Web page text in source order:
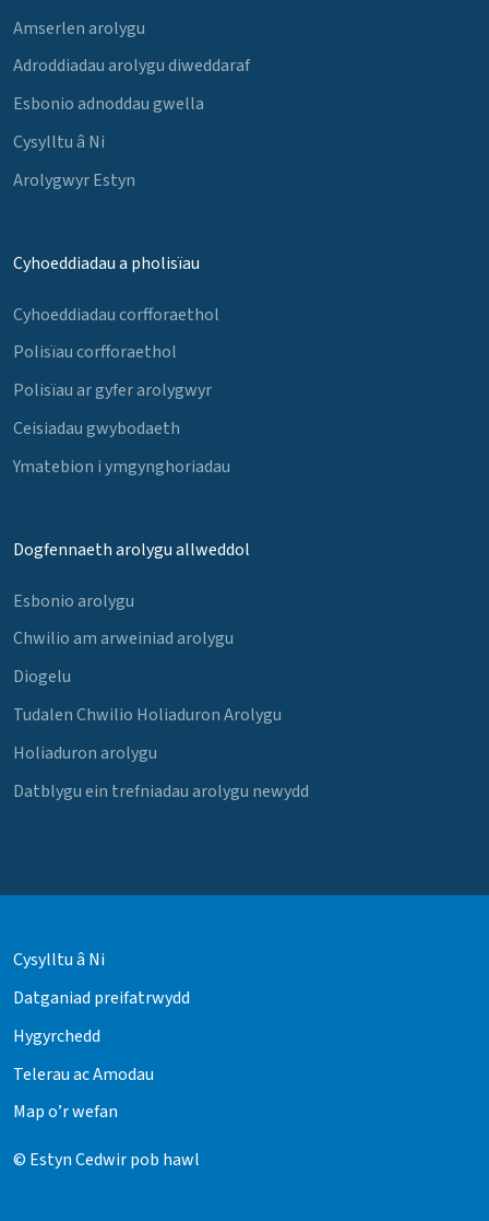
Amserlen arolygu
Adroddiadau arolygu diweddaraf
Esbonio adnoddau gwella
Cysylltu â Ni
Arolygwyr Estyn
Cyhoeddiadau a pholisïau
Cyhoeddiadau corfforaethol
Polisïau corfforaethol
Polisïau ar gyfer arolygwyr
Ceisiadau gwybodaeth
Ymatebion i ymgynghoriadau
Dogfennaeth arolygu allweddol
Esbonio arolygu
Chwilio am arweiniad arolygu
Diogelu
Tudalen Chwilio Holiaduron Arolygu
Holiaduron arolygu
Datblygu ein trefniadau arolygu newydd
Cysylltu â Ni
Datganiad preifatrwydd
Hygyrchedd
Telerau ac Amodau
Map o’r wefan
© Estyn Cedwir pob hawl